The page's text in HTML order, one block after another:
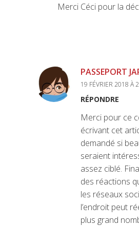
Merci Céci pour la
PASSEPORT
19 FÉVRIER 2018 À
RÉPONDRE
Merci pour ce
écrivant cet
demandé si
seraient
assez ciblé.
des réactions
les réseaux
l’endroit peut
plus grand